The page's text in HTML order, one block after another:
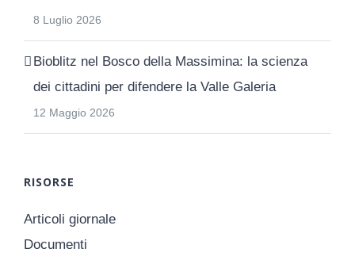
8 Luglio 2026
Bioblitz nel Bosco della Massimina: la scienza
dei cittadini per difendere la Valle Galeria
12 Maggio 2026
RISORSE
Articoli giornale
Documenti